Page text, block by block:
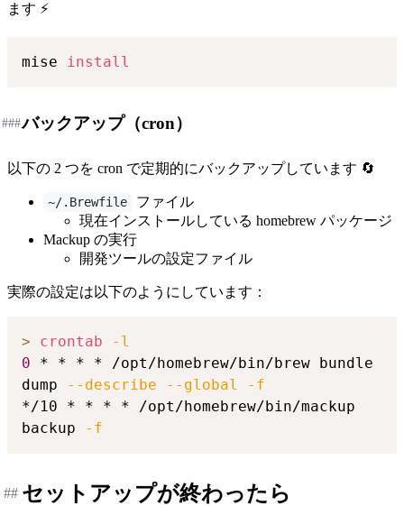
ます ⚡
mise install
バックアップ（cron）
###
以下の 2 つを cron で定期的にバックアップしています 🔄
~/.Brewfile
ファイル
現在インストールしている homebrew パッケージ
Mackup の実行
開発ツールの設定ファイル
実際の設定は以下のようにしています：
> crontab
-l
0 * * * * /opt/homebrew/bin/brew bundle
dump
--describe --global
-f
*/10 * * * * /opt/homebrew/bin/mackup
backup
-f
セットアップが終わったら
##